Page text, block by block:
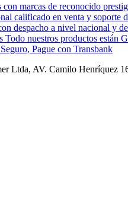
con marcas de reconocido
calificado en venta y soporte
despacho a nivel nacional y
Todo nuestros productos están
Pague con Transbank
Ltda, AV. Camilo Henríquez